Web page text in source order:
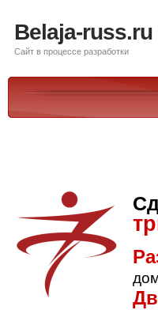
Belaja-russ.ru
Сайт в процессе разработки